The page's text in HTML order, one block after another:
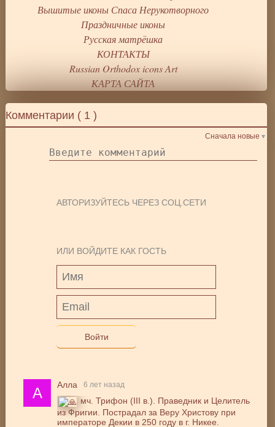
Комментарии ( 1 )
Сначала новые
АВТОРИЗУЙТЕСЬ ЧЕРЕЗ СОЦ.СЕТИ
ИЛИ ВОЙДИТЕ КАК ГОСТЬ
Войти
А Алла 6 лет назад
мч. Трифон (III в.). Праведник и Целитель
из Фригии. Пострадал за Веру Христову при
императоре Декии в 250 году в г. Никее.
Вышитые иконы Спаса Нерукотворного
Праздничные иконы
Русская матрёшка
КОНТАКТЫ
Russian Orthodox icons Art
КАРТА САЙТА